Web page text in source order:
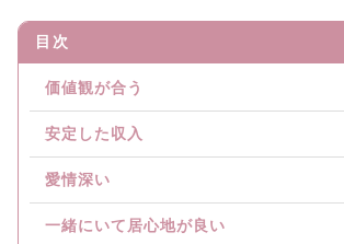
目次
価値観が合う
安定した収入
愛情深い
一緒にいて居心地が良い